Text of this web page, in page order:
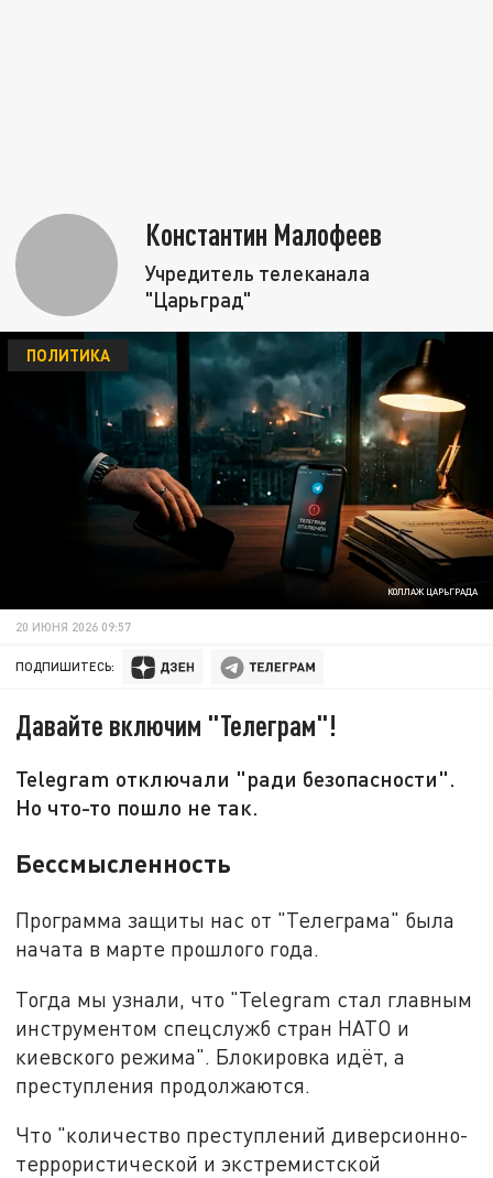
Константин Малофеев
Учредитель телеканала
"Царьград"
КОЛЛАЖ ЦАРЬГРАДА
ПОЛИТИКА
20 ИЮНЯ 2026 09:57
ПОДПИШИТЕСЬ:
Давайте включим "Телеграм"!
Telegram отключали "ради безопасности".
Но что-то пошло не так.
Бессмысленность
Программа защиты нас от "Телеграма" была
начата в марте прошлого года.
Тогда мы узнали, что "Telegram стал главным
инструментом спецслужб стран НАТО и
киевского режима". Блокировка идёт, а
преступления продолжаются.
Что "количество преступлений диверсионно-
террористической и экстремистской